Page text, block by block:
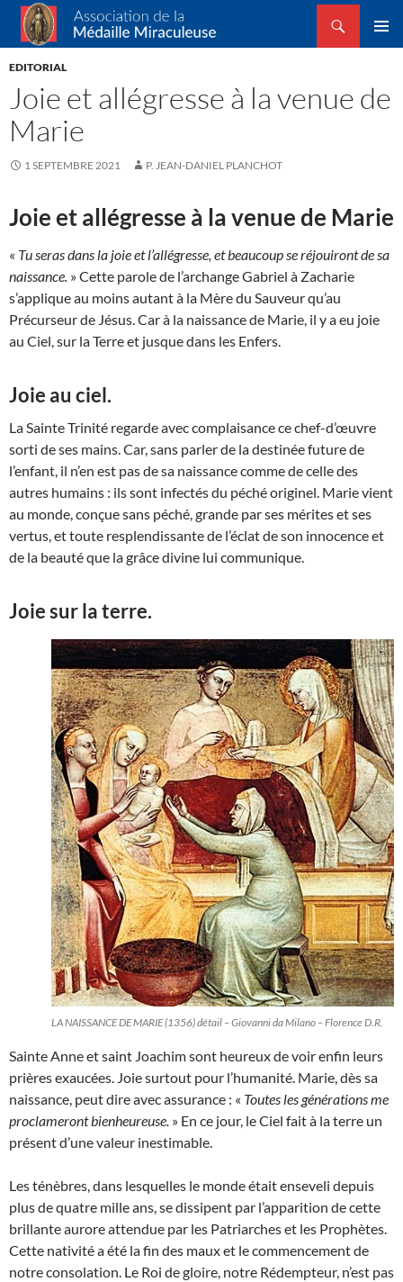
Association de la Médaille Miraculeuse
Recherche
ALLER
EDITORIAL
Joie et allégresse à la venue de
Marie
1 SEPTEMBRE 2021 P. JEAN-DANIEL PLANCHOT
Joie et allégresse à la venue de Marie
« Tu seras dans la joie et l’allégresse, et beaucoup se réjouiront de sa
naissance. » Cette parole de l’archange Gabriel à Zacharie
s’applique au moins autant à la Mère du Sauveur qu’au
Précurseur de Jésus. Car à la naissance de Marie, il y a eu joie
au Ciel, sur la Terre et jusque dans les Enfers.
Joie au ciel.
La Sainte Trinité regarde avec complaisance ce chef-d’œuvre
sorti de ses mains. Car, sans parler de la destinée future de
l’enfant, il n’en est pas de sa naissance comme de celle des
autres humains : ils sont infectés du péché originel. Marie vient
au monde, conçue sans péché, grande par ses mérites et ses
vertus, et toute resplendissante de l’éclat de son innocence et
de la beauté que la grâce divine lui communique.
Joie sur la terre.
LA NAISSANCE DE MARIE (1356) détail – Giovanni da Milano – Florence D.R.
Sainte Anne et saint Joachim sont heureux de voir enfin leurs
prières exaucées. Joie surtout pour l’humanité. Marie, dès sa
naissance, peut dire avec assurance : « Toutes les générations me
proclameront bienheureuse. » En ce jour, le Ciel fait à la terre un
présent d’une valeur inestimable.
Les ténèbres, dans lesquelles le monde était enseveli depuis
plus de quatre mille ans, se dissipent par l’apparition de cette
brillante aurore attendue par les Patriarches et les Prophètes.
Cette nativité a été la fin des maux et le commencement de
notre consolation. Le Roi de gloire, notre Rédempteur, n’est pas